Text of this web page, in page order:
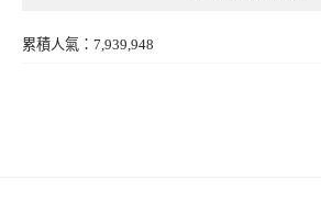
累積人氣：7,939,948